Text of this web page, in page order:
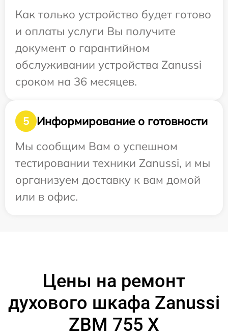
Как только устройство будет готово
и оплаты услуги Вы получите
документ о гарантийном
обслуживании устройства Zanussi
сроком на 36 месяцев.
5
Информирование о готовности
Мы сообщим Вам о успешном
тестировании техники Zanussi, и мы
организуем доставку к вам домой
или в офис.
Цены на ремонт
духового шкафа Zanussi
ZBM 755 X